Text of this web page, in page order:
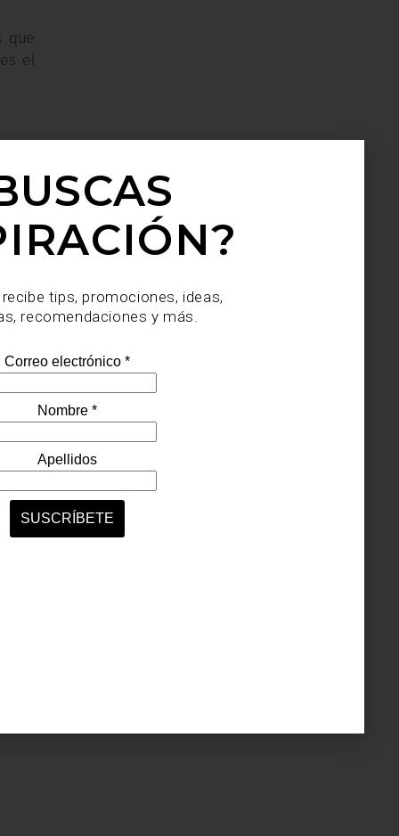
que
el
que
tips, promociones, ideas,
recomendaciones y más.